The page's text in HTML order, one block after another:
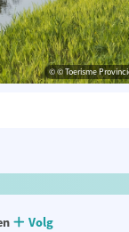
© © Toerisme
Volg